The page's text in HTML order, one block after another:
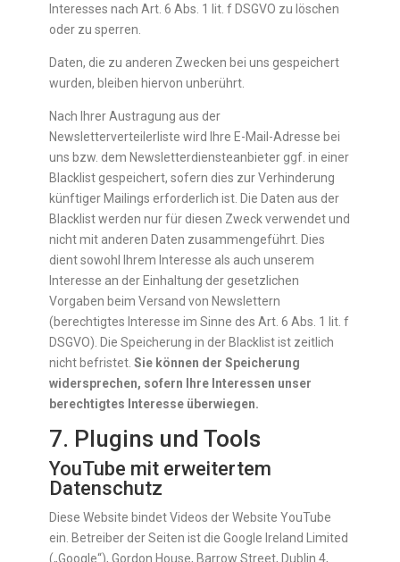
Interesses nach Art. 6 Abs. 1 lit. f DSGVO zu löschen
oder zu sperren.
Daten, die zu anderen Zwecken bei uns gespeichert
wurden, bleiben hiervon unberührt.
Nach Ihrer Austragung aus der
Newsletterverteilerliste wird Ihre E-Mail-Adresse bei
uns bzw. dem Newsletterdiensteanbieter ggf. in einer
Blacklist gespeichert, sofern dies zur Verhinderung
künftiger Mailings erforderlich ist. Die Daten aus der
Blacklist werden nur für diesen Zweck verwendet und
nicht mit anderen Daten zusammengeführt. Dies
dient sowohl Ihrem Interesse als auch unserem
Interesse an der Einhaltung der gesetzlichen
Vorgaben beim Versand von Newslettern
(berechtigtes Interesse im Sinne des Art. 6 Abs. 1 lit. f
DSGVO). Die Speicherung in der Blacklist ist zeitlich
nicht befristet. Sie können der Speicherung
widersprechen, sofern Ihre Interessen unser
berechtigtes Interesse überwiegen.
7. Plugins und Tools
YouTube mit erweitertem
Datenschutz
Diese Website bindet Videos der Website YouTube
ein. Betreiber der Seiten ist die Google Ireland Limited
(„Google“), Gordon House, Barrow Street, Dublin 4,